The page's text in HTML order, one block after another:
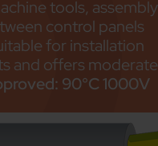
tools, assembly
control panels
for installation
and offers moderate
90°C 1000V